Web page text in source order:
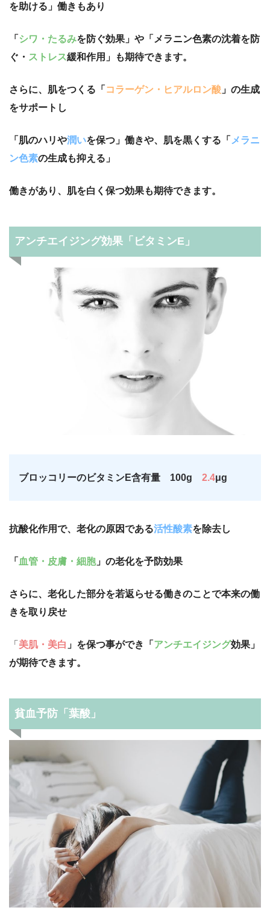
を助ける」働きもあり
「 シワ・たるみを防ぐ効果」や 「メラニン色素の沈着を防
ぐ・ ストレス緩和作用」も期待できます。
さらに、肌をつくる「 コラーゲン・ヒアルロン酸 」の生成
をサポートし
「肌のハリや潤いを保つ」働きや、肌を黒くする「 メラニ
ン色素の生成も抑える」
働きがあり、肌を白く保つ効果も期待できます。
アンチエイジング効果「ビタミンE」
ブロッコリーのビタミンE含有量 100g 2.4μg
抗酸化作用で、老化の原因である活性酸素を除去し
「 血管・皮膚・細胞」の老化を予防効果
さらに、老化した部分を若返らせる働きのことで本来の働
きを取り戻せ
「 美肌・美白 」を保つ事ができ「 アンチエイジング効果」
が期待できます。
貧血予防「葉酸」